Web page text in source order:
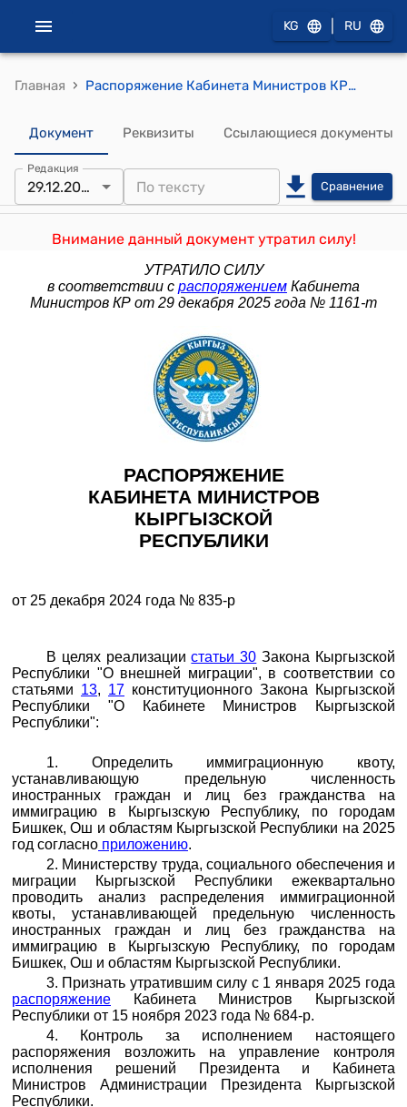
KG RU
Главная › Распоряжение Кабинета Министров КР от 25 декабря 2024 года № 835-р (Об определении иммиграционной квоты на 2025 год)
Документ Реквизиты Ссылающиеся документы
Редакция
29.12.2025 Сравнение
Внимание данный документ утратил силу!